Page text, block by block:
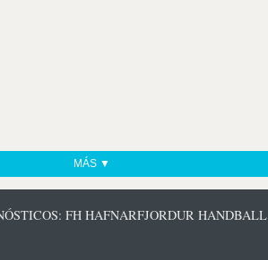
MÁS ▼
FH HAFNARFJORDUR HANDBALL